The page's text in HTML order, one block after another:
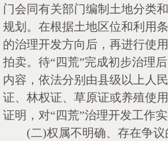
门会同有关部门编制土地分类
规划。在根据土地区位和利用
的治理开发方向后，再进行使
拍卖。待“四荒”完成初步治理
内容，依法分别由县级以上人
证、林权证、草原证或养殖使
证明，对“四荒”治理开发工作实
(二)权属不明确、存在争